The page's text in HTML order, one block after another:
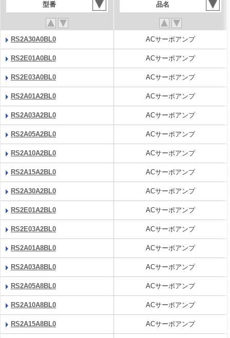
型番 品名
RS2A30A0BL0 ACサーボアンプ
RS2E01A0BL0 ACサーボアンプ
RS2E03A0BL0 ACサーボアンプ
RS2A01A2BL0 ACサーボアンプ
RS2A03A2BL0 ACサーボアンプ
RS2A05A2BL0 ACサーボアンプ
RS2A10A2BL0 ACサーボアンプ
RS2A15A2BL0 ACサーボアンプ
RS2A30A2BL0 ACサーボアンプ
RS2E01A2BL0 ACサーボアンプ
RS2E03A2BL0 ACサーボアンプ
RS2A01A8BL0 ACサーボアンプ
RS2A03A8BL0 ACサーボアンプ
RS2A05A8BL0 ACサーボアンプ
RS2A10A8BL0 ACサーボアンプ
RS2A15A8BL0 ACサーボアンプ